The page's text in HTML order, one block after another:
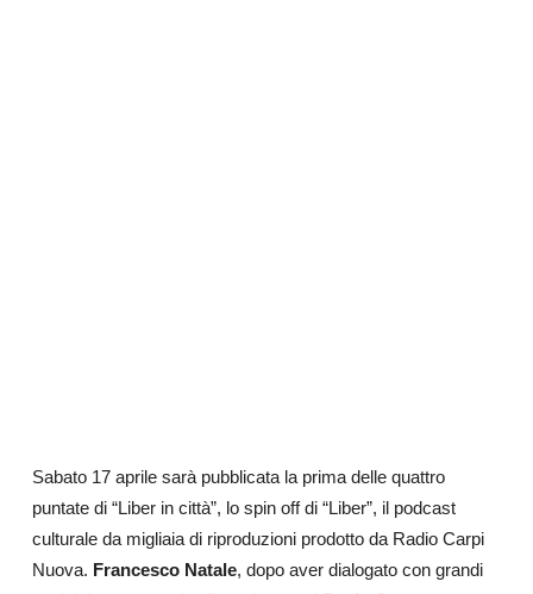
Sabato 17 aprile sarà pubblicata la prima delle quattro
puntate di “Liber in città”, lo spin off di “Liber”, il podcast
culturale da migliaia di riproduzioni prodotto da Radio Carpi
Nuova. Francesco Natale, dopo aver dialogato con grandi